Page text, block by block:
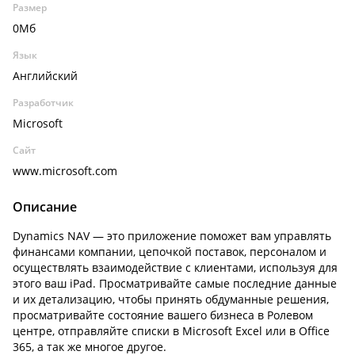
Размер
0Мб
Язык
Английский
Разработчик
Microsoft
Сайт
www.microsoft.com
Описание
Dynamics NAV — это приложение поможет вам управлять
финансами компании, цепочкой поставок, персоналом и
осуществлять взаимодействие с клиентами, используя для
этого ваш iPad. Просматривайте самые последние данные
и их детализацию, чтобы принять обдуманные решения,
просматривайте состояние вашего бизнеса в Ролевом
центре, отправляйте списки в Microsoft Excel или в Office
365, а так же многое другое.